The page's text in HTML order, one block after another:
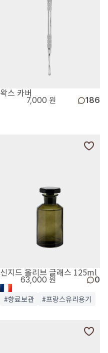
왁스 카버
7,000 원 186
신지드 올리브 글래스 125ml
63,000 원 0
#향료보관 #프랑스유리용기